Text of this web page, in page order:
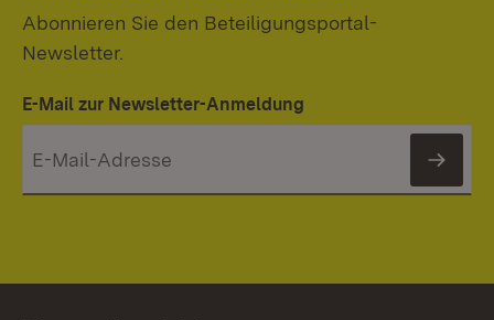
Abonnieren Sie den Beteiligungsportal-
Newsletter.
E-Mail zur Newsletter-Anmeldung